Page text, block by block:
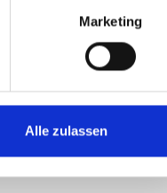
Marketing
Alle zulassen